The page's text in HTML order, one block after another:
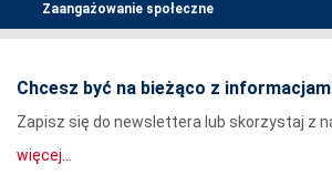
Zaangażowanie społeczne
Chcesz być na bieżąco z
Zapisz się do newslettera lub skorzystaj z
więcej...